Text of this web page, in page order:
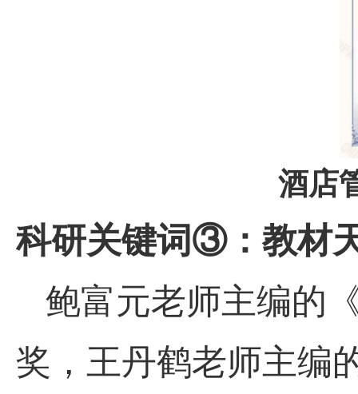
酒店
科研关键词③：教材
鲍富元老师主编的
奖，王丹鹤老师主编